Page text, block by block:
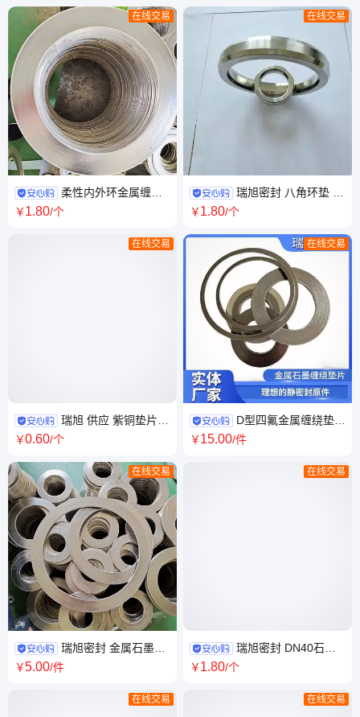
在线交易
柔性内外环金属缠绕
复合垫片 法兰接头304不锈钢
￥1.80/个
在线交易
瑞旭 供应 紫铜垫片
轴用密封 耐腐蚀性好 支持定制
￥0.60/个
在线交易
瑞旭密封 金属石墨缠
绕密封垫片 304不锈钢缠绕垫
￥5.00/件
在线交易
在线交易
瑞旭密封 八角环垫 法
兰金属垫 基本型缠绕垫片
￥1.80/个
在线交易
D型四氟金属缠绕垫片
法兰接头专用 瑞旭密封 不锈钢
￥15.00/件
在线交易
瑞旭密封 DN40石墨
复合垫 金属缠绕垫片 石墨垫片
￥1.80/个
在线交易